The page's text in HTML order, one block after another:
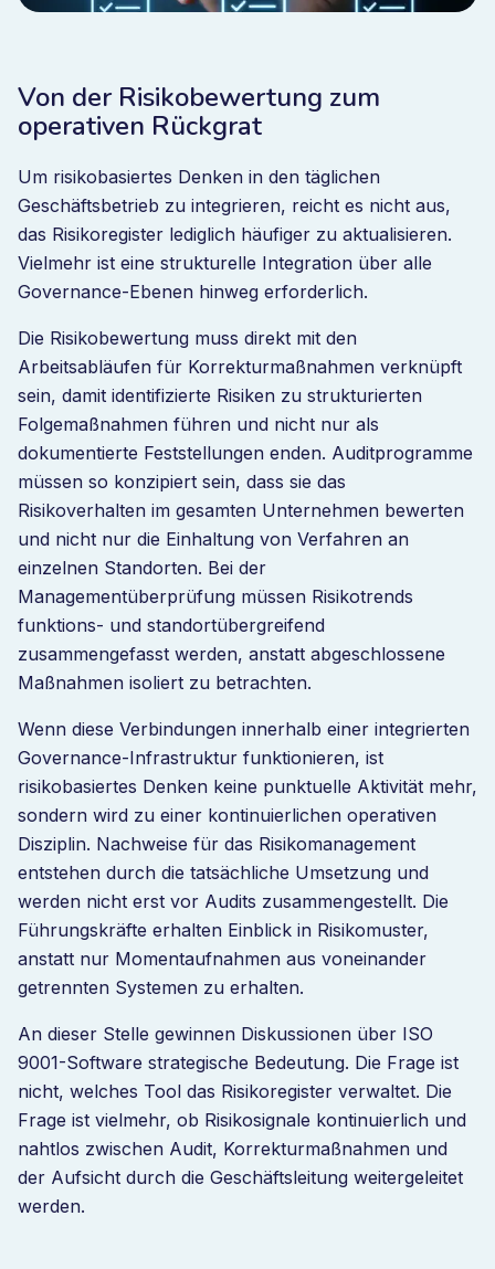
Von der Risikobewertung zum
operativen Rückgrat
Um risikobasiertes Denken in den täglichen
Geschäftsbetrieb zu integrieren, reicht es nicht aus,
das Risikoregister lediglich häufiger zu aktualisieren.
Vielmehr ist eine strukturelle Integration über alle
Governance-Ebenen hinweg erforderlich.
Die Risikobewertung muss direkt mit den
Arbeitsabläufen für Korrekturmaßnahmen verknüpft
sein, damit identifizierte Risiken zu strukturierten
Folgemaßnahmen führen und nicht nur als
dokumentierte Feststellungen enden. Auditprogramme
müssen so konzipiert sein, dass sie das
Risikoverhalten im gesamten Unternehmen bewerten
und nicht nur die Einhaltung von Verfahren an
einzelnen Standorten. Bei der
Managementüberprüfung müssen Risikotrends
funktions- und standortübergreifend
zusammengefasst werden, anstatt abgeschlossene
Maßnahmen isoliert zu betrachten.
Wenn diese Verbindungen innerhalb einer integrierten
Governance-Infrastruktur funktionieren, ist
risikobasiertes Denken keine punktuelle Aktivität mehr,
sondern wird zu einer kontinuierlichen operativen
Disziplin. Nachweise für das Risikomanagement
entstehen durch die tatsächliche Umsetzung und
werden nicht erst vor Audits zusammengestellt. Die
Führungskräfte erhalten Einblick in Risikomuster,
anstatt nur Momentaufnahmen aus voneinander
getrennten Systemen zu erhalten.
An dieser Stelle gewinnen Diskussionen über ISO
9001-Software strategische Bedeutung. Die Frage ist
nicht, welches Tool das Risikoregister verwaltet. Die
Frage ist vielmehr, ob Risikosignale kontinuierlich und
nahtlos zwischen Audit, Korrekturmaßnahmen und
der Aufsicht durch die Geschäftsleitung weitergeleitet
werden.